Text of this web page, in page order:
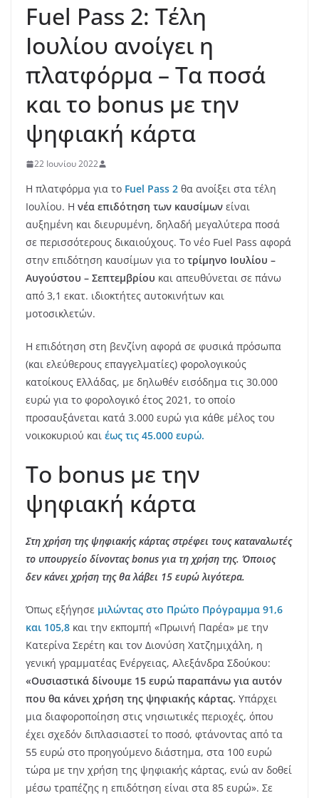
Fuel Pass 2: Τέλη
Ιουλίου ανοίγει η
πλατφόρμα – Τα ποσά
και το bonus με την
ψηφιακή κάρτα
22 Ιουνίου 2022
Η πλατφόρμα για το Fuel Pass 2 θα ανοίξει στα τέλη
Ιουλίου. Η νέα επιδότηση των καυσίμων είναι
αυξημένη και διευρυμένη, δηλαδή μεγαλύτερα ποσά
σε περισσότερους δικαιούχους. Το νέο Fuel Pass αφορά
στην επιδότηση καυσίμων για το τρίμηνο Ιουλίου –
Αυγούστου – Σεπτεμβρίου και απευθύνεται σε πάνω
από 3,1 εκατ. ιδιοκτήτες αυτοκινήτων και
μοτοσικλετών.
Η επιδότηση στη βενζίνη αφορά σε φυσικά πρόσωπα
(και ελεύθερους επαγγελματίες) φορολογικούς
κατοίκους Ελλάδας, με δηλωθέν εισόδημα τις 30.000
ευρώ για το φορολογικό έτος 2021, το οποίο
προσαυξάνεται κατά 3.000 ευρώ για κάθε μέλος του
νοικοκυριού και έως τις 45.000 ευρώ.
To bonus με την
ψηφιακή κάρτα
Στη χρήση της ψηφιακής κάρτας στρέφει τους καταναλωτές
το υπουργείο δίνοντας bonus για τη χρήση της. Όποιος
δεν κάνει χρήση της θα λάβει 15 ευρώ λιγότερα.
Όπως εξήγησε μιλώντας στο Πρώτο Πρόγραμμα 91,6
και 105,8 και την εκπομπή «Πρωινή Παρέα» με την
Κατερίνα Σερέτη και τον Διονύση Χατζημιχάλη, η
γενική γραμματέας Ενέργειας, Αλεξάνδρα Σδούκου:
«Ουσιαστικά δίνουμε 15 ευρώ παραπάνω για αυτόν
που θα κάνει χρήση της ψηφιακής κάρτας. Υπάρχει
μια διαφοροποίηση στις νησιωτικές περιοχές, όπου
έχει σχεδόν διπλασιαστεί το ποσό, φτάνοντας από τα
55 ευρώ στο προηγούμενο διάστημα, στα 100 ευρώ
τώρα με την χρήση της ψηφιακής κάρτας, ενώ αν δοθεί
μέσω τραπέζης η επιδότηση είναι στα 85 ευρώ». Σε